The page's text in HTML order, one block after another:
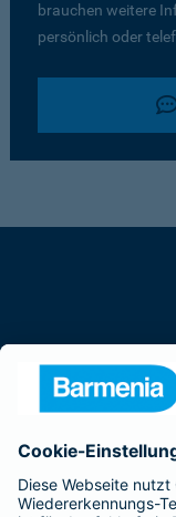
brauchen weitere
persönlich oder